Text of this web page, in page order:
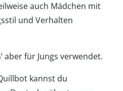
auch Mädchen mit
und Verhalten
aber für Jungs verwendet.
kannst du